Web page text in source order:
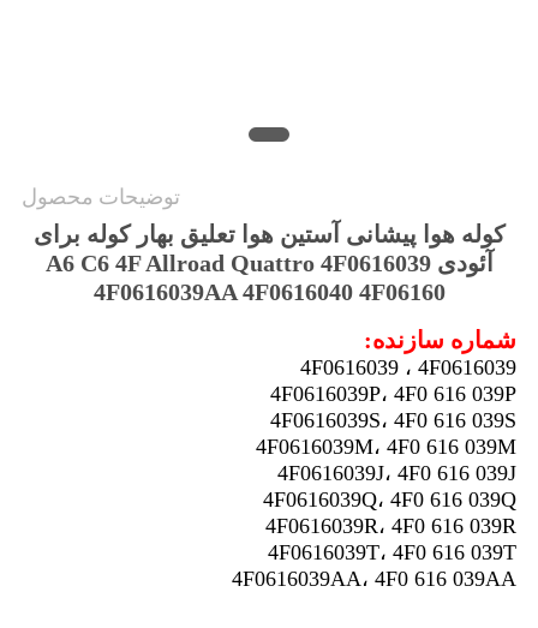
توضیحات محصول
کوله هوا پیشانی آستین هوا تعلیق بهار کوله برای
آئودی A6 C6 4F Allroad Quattro 4F0616039
4F0616039AA 4F0616040 4F06160
شماره سازنده:
4F0616039 ، 4F0616039
4F0616039P، 4F0 616 039P
4F0616039S، 4F0 616 039S
4F0616039M، 4F0 616 039M
4F0616039J، 4F0 616 039J
4F0616039Q، 4F0 616 039Q
4F0616039R، 4F0 616 039R
4F0616039T، 4F0 616 039T
4F0616039AA، 4F0 616 039AA